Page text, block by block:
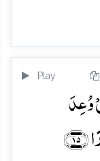
Play
وُعِدَ